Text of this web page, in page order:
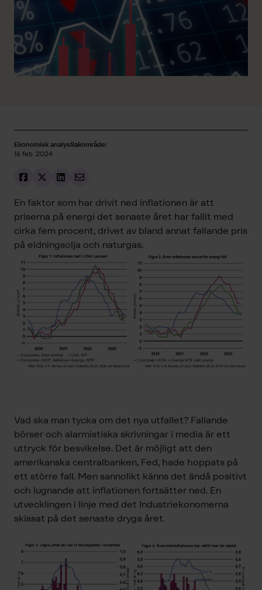
Ekonomisk analys
16 feb. 2024
Sakområde:
En faktor som har drivit ned inflationen är att
priserna på energi det senaste året har fallit med
cirka fem procent, drivet av bland annat fallande pris
på eldningsolja och naturgas.
Vad ska man tycka om det nya utfallet? Fallande
börser och alarmistiska skrivningar i media är ett
uttryck för besvikelse. Det är möjligt att den
amerikanska centralbanken, Fed, hade hoppats på
ett större fall. Men sannolikt känns det ändå positivt
och lugnande att inflationen fortsätter ned. En
utvecklingen i linje med det Industriekonomerna
skissat på det senaste dryga året.